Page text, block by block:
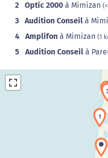
2 Optic 2000 à Mimizan
3 Audition Conseil à
4 Amplifon à Mimizan (1
5 Audition Conseil à
Chargement
1
4